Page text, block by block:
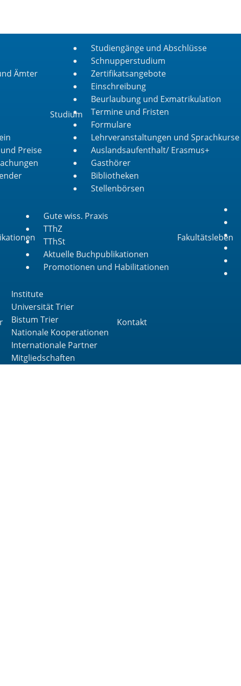
Ämter
Preise
Studium
Studiengänge und Abschlüsse
Schnupperstudium
Zertifikatsangebote
Einschreibung
Beurlaubung und Exmatrikulation
Termine und Fristen
Formulare
Lehrveranstaltungen und Sprachkurse
Auslandsaufenthalt/ Erasmus+
Gasthörer
Bibliotheken
Stellenbörsen
Gute wiss. Praxis
TThZ
TThSt
Aktuelle Buchpublikationen
Promotionen und Habilitationen
Fakultätsleben
Institute
Universität Trier
Bistum Trier
Nationale Kooperationen
Internationale Partner
Mitgliedschaften
Kontakt